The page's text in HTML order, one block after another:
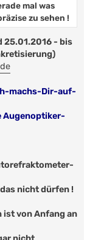
mal was
zu sehen !
25.01.2016 - bis
machs-Dir-auf-
Augenoptiker-
nicht dürfen !
ist von Anfang an